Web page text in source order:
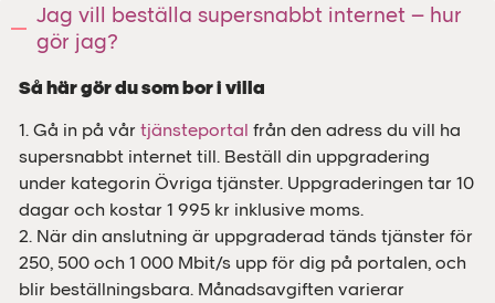
Jag vill beställa supersnabbt internet – hur
gör jag?
Så här gör du som bor i villa
1. Gå in på vår tjänsteportal från den adress du vill ha
supersnabbt internet till. Beställ din uppgradering
under kategorin Övriga tjänster. Uppgraderingen tar 10
dagar och kostar 1 995 kr inklusive moms.
2. När din anslutning är uppgraderad tänds tjänster för
250, 500 och 1 000 Mbit/s upp för dig på portalen, och
blir beställningsbara. Månadsavgiften varierar